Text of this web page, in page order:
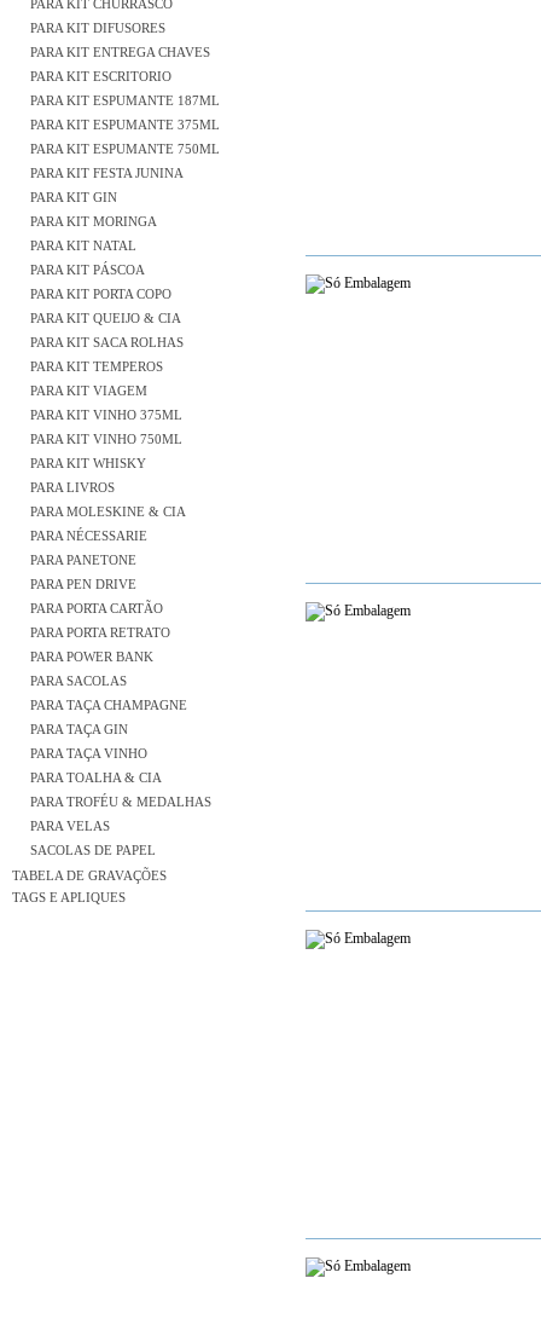
PARA KIT CHURRASCO
PARA KIT DIFUSORES
PARA KIT ENTREGA CHAVES
PARA KIT ESCRITORIO
PARA KIT ESPUMANTE 187ML
PARA KIT ESPUMANTE 375ML
PARA KIT ESPUMANTE 750ML
PARA KIT FESTA JUNINA
PARA KIT GIN
PARA KIT MORINGA
PARA KIT NATAL
PARA KIT PÁSCOA
PARA KIT PORTA COPO
PARA KIT QUEIJO & CIA
PARA KIT SACA ROLHAS
PARA KIT TEMPEROS
PARA KIT VIAGEM
PARA KIT VINHO 375ML
PARA KIT VINHO 750ML
PARA KIT WHISKY
PARA LIVROS
PARA MOLESKINE & CIA
PARA NÉCESSARIE
PARA PANETONE
PARA PEN DRIVE
PARA PORTA CARTÃO
PARA PORTA RETRATO
PARA POWER BANK
PARA SACOLAS
PARA TAÇA CHAMPAGNE
PARA TAÇA GIN
PARA TAÇA VINHO
PARA TOALHA & CIA
PARA TROFÉU & MEDALHAS
PARA VELAS
SACOLAS DE PAPEL
TABELA DE GRAVAÇÕES
TAGS E APLIQUES